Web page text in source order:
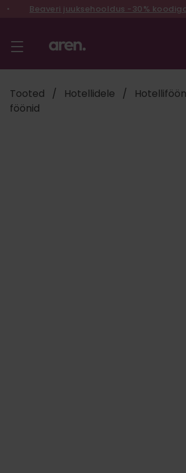
Liigu
juurde
Beaveri juuksehooldus -30% koodiga
Tooted / Hotellidele /
föönid